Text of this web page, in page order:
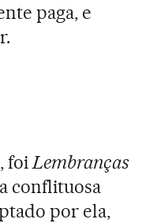
paga, e
foiLembranças
conflituosa
por ela,